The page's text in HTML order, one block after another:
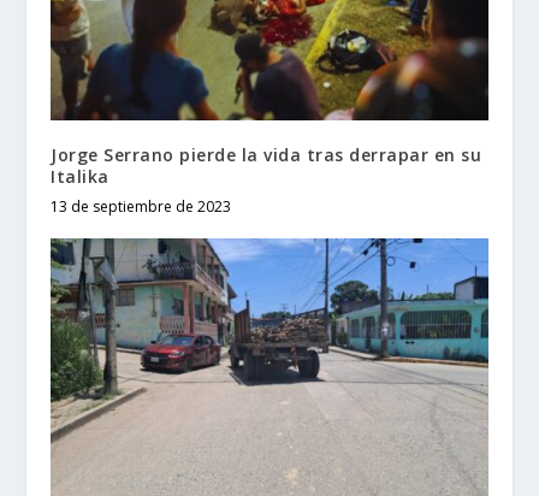
Jorge Serrano pierde la vida tras derrapar en su
Italika
13 de septiembre de 2023